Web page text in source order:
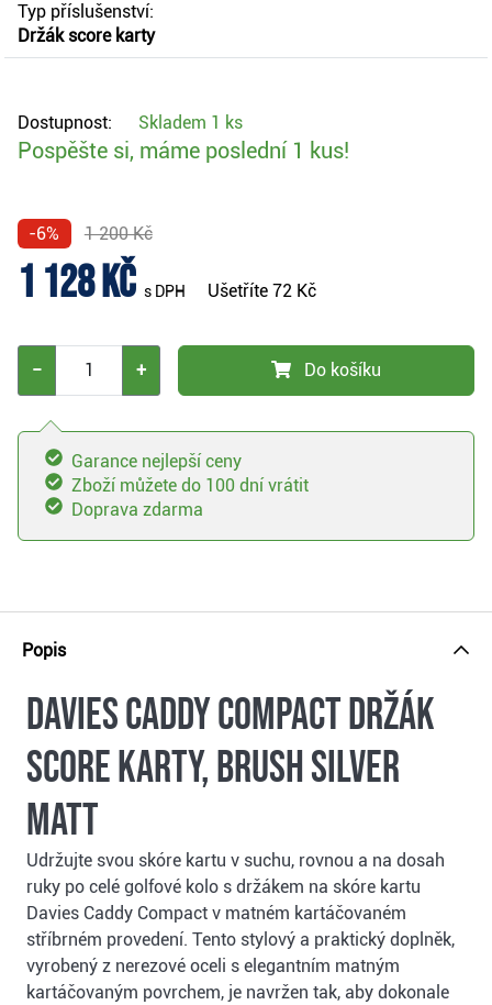
Typ příslušenství:
Držák score karty
Dostupnost: Skladem 1 ks
Pospěšte si, máme poslední 1 kus!
-6% 1 200 Kč
1 128 Kč s DPH Ušetříte 72 Kč
− + Do košíku
Garance nejlepší ceny
Zboží můžete do 100 dní vrátit
Doprava zdarma
Popis
Davies Caddy Compact držák
score karty, brush silver
matt
Udržujte svou skóre kartu v suchu, rovnou a na dosah
ruky po celé golfové kolo s držákem na skóre kartu
Davies Caddy Compact v matném kartáčovaném
stříbrném provedení. Tento stylový a praktický doplněk,
vyrobený z nerezové oceli s elegantním matným
kartáčovaným povrchem, je navržen tak, aby dokonale